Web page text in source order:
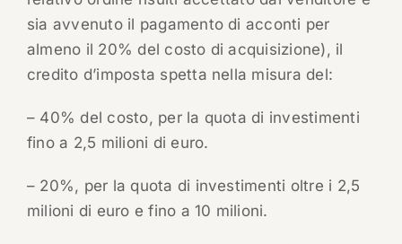
sia avvenuto il pagamento di acconti per
almeno il 20% del costo di acquisizione), il
credito d’imposta spetta nella misura del:
– 40% del costo, per la quota di investimenti
fino a 2,5 milioni di euro.
– 20%, per la quota di investimenti oltre i 2,5
milioni di euro e fino a 10 milioni.